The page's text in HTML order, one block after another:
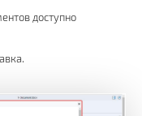
доступно